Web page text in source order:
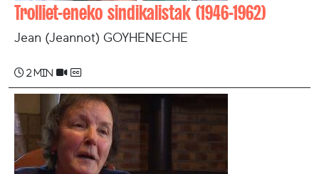
Trolliet-eneko sindikalistak (1946-1962)
Jean (Jeannot) GOYHENECHE
2 min